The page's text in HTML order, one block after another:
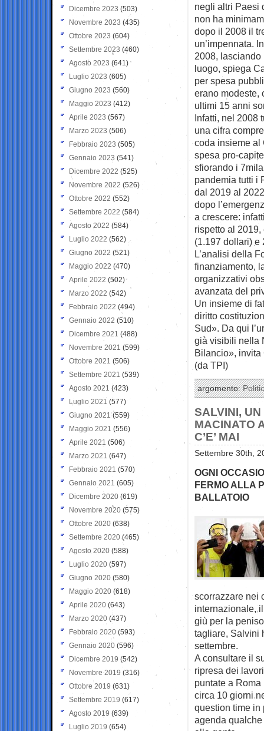
negli altri Paesi
non ha
dopo il 2008 il
un’impennata.
2008,
luogo, spiega
per spesa
erano modeste,
ultimi 15 anni
Infatti, nel 2008
una cifra
coda insieme al
spesa pro-
sfiorando i
pandemia tutti i
dal 2019 al
dopo
a crescere:
rispetto al
(1.197 dollari) e
L’analisi della
finanziamento,
organizzativi
avanzata del
Un insieme di
diritto
Sud». Da qui
già visibili nella
Bilancio», invita
(da TPI)
argomento:
SALVINI, UN
MACINATO
C’E’ MAI
Settembre 30th,
OGNI
FERMO ALLA
BALLATOIO
scorrazzare nei
internazionale,
giù per la
tagliare, Salvini
settembre.
A consultare il
ripresa dei
puntate a
circa 10 giorni
question time in
agenda
Dicembre 2023 (503)
Novembre 2023 (435)
Ottobre 2023 (604)
Settembre 2023 (460)
Agosto 2023 (641)
Luglio 2023 (605)
Giugno 2023 (560)
Maggio 2023 (412)
Aprile 2023 (567)
Marzo 2023 (506)
Febbraio 2023 (505)
Gennaio 2023 (541)
Dicembre 2022 (525)
Novembre 2022 (526)
Ottobre 2022 (552)
Settembre 2022 (584)
Agosto 2022 (584)
Luglio 2022 (562)
Giugno 2022 (521)
Maggio 2022 (470)
Aprile 2022 (502)
Marzo 2022 (542)
Febbraio 2022 (494)
Gennaio 2022 (510)
Dicembre 2021 (488)
Novembre 2021 (599)
Ottobre 2021 (506)
Settembre 2021 (539)
Agosto 2021 (423)
Luglio 2021 (577)
Giugno 2021(559)
Maggio 2021 (556)
Aprile 2021 (506)
Marzo 2021 (647)
Febbraio 2021 (570)
Gennaio 2021 (605)
Dicembre 2020 (619)
Novembre 2020 (575)
Ottobre 2020 (638)
Settembre 2020(465)
Agosto 2020 (588)
Luglio 2020 (597)
Giugno 2020 (580)
Maggio 2020 (618)
Aprile 2020 (643)
Marzo 2020 (437)
Febbraio 2020 (593)
Gennaio 2020 (596)
Dicembre 2019 (542)
Novembre 2019 (316)
Ottobre 2019 (631)
Settembre 2019 (617)
Agosto 2019 (639)
Luglio 2019 (654)